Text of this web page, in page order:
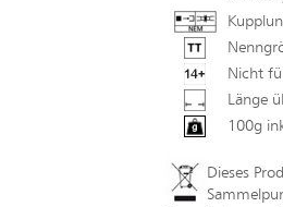
Nicht
Länge
100g
Dieses